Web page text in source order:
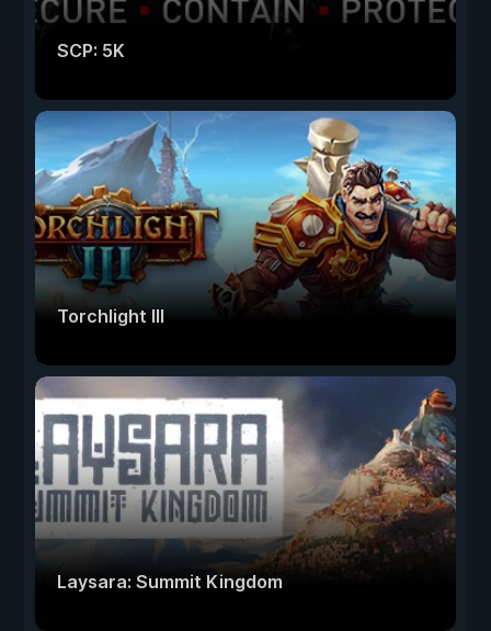
SCP: 5K
Torchlight III
Laysara: Summit Kingdom